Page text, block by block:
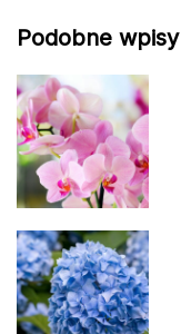
Podobne wpisy